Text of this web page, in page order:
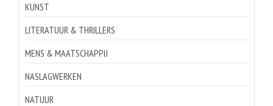
KUNST
LITERATUUR & THRILLERS
MENS & MAATSCHAPPIJ
NASLAGWERKEN
NATUUR